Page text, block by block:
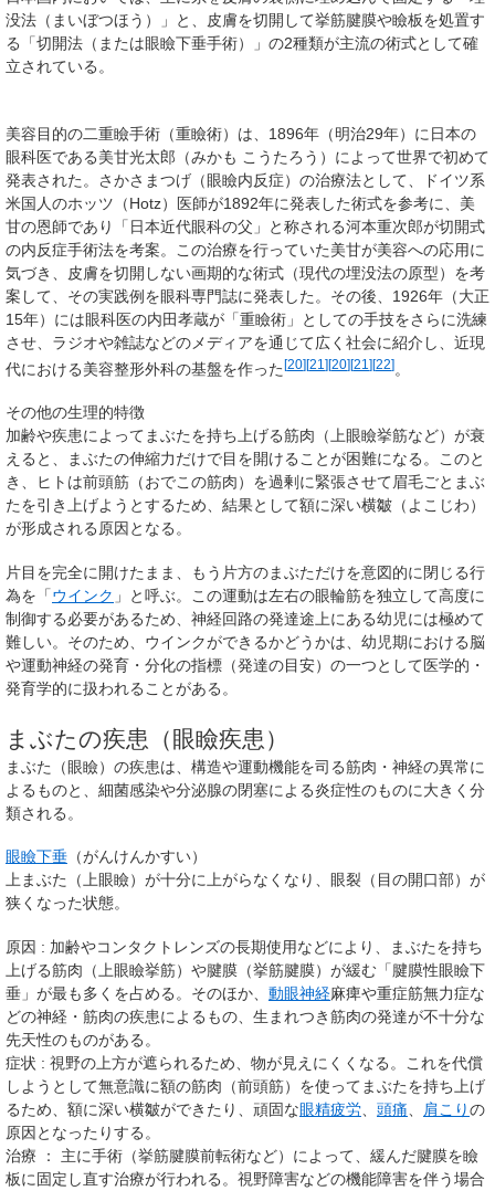
没法（まいぼつほう）」と、皮膚を切開して挙筋腱膜や瞼板を処置す
る「切開法（または眼瞼下垂手術）」の2種類が主流の術式として確
立されている。
美容目的の二重瞼手術（重瞼術）は、1896年（明治29年）に日本の
眼科医である美甘光太郎（みかも こうたろう）によって世界で初めて
発表された。さかさまつげ（眼瞼内反症）の治療法として、ドイツ系
米国人のホッツ（Hotz）医師が1892年に発表した術式を参考に、美
甘の恩師であり「日本近代眼科の父」と称される河本重次郎が切開式
の内反症手術法を考案。この治療を行っていた美甘が美容への応用に
気づき、皮膚を切開しない画期的な術式（現代の埋没法の原型）を考
案して、その実践例を眼科専門誌に発表した。その後、1926年（大正
15年）には眼科医の内田孝蔵が「重瞼術」としての手技をさらに洗練
させ、ラジオや雑誌などのメディアを通じて広く社会に紹介し、近現
代における美容整形外科の基盤を作った[20][21 ][20][21 ][22]。
その他の生理的特徴
加齢や疾患によってまぶたを持ち上げる筋肉（上眼瞼挙筋など）が衰
えると、まぶたの伸縮力だけで目を開けることが困難になる。このと
き、ヒトは前頭筋（おでこの筋肉）を過剰に緊張させて眉毛ごとまぶ
たを引き上げようとするため、結果として額に深い横皺（よこじわ）
が形成される原因となる。
片目を完全に開けたまま、もう片方のまぶただけを意図的に閉じる行
為を「ウインク 」と呼ぶ。この運動は左右の眼輪筋を独立して高度に
制御する必要があるため、神経回路の発達途上にある幼児には極めて
難しい。そのため、ウインクができるかどうかは、幼児期における脳
や運動神経の発育・分化の指標（発達の目安）の一つとして医学的・
発育学的に扱われることがある。
まぶたの疾患（眼瞼疾患）
まぶた（眼瞼）の疾患は、構造や運動機能を司る筋肉・神経の異常に
よるものと、細菌感染や分泌腺の閉塞による炎症性のものに大きく分
類される。
眼瞼下垂 （がんけんかすい）
上まぶた（上眼瞼）が十分に上がらなくなり、眼裂（目の開口部）が
狭くなった状態。
原因 : 加齢やコンタクトレンズの長期使用などにより、まぶたを持ち
上げる筋肉（上眼瞼挙筋）や腱膜（挙筋腱膜）が緩む「腱膜性眼瞼下
垂」が最も多くを占める。そのほか、 動眼神経麻痺や重症筋無力症な
どの神経・筋肉の疾患によるもの、生まれつき筋肉の発達が不十分な
先天性のものがある。
症状 : 視野の上方が遮られるため、物が見えにくくなる。これを代償
しようとして無意識に額の筋肉（前頭筋）を使ってまぶたを持ち上げ
るため、額に深い横皺ができたり、頑固な眼精疲労 頭痛 肩こりの
原因となったりする。
治療 ： 主に手術（挙筋腱膜前転術など）によって、緩んだ腱膜を瞼
板に固定し直す治療が行われる。視野障害などの機能障害を伴う場合